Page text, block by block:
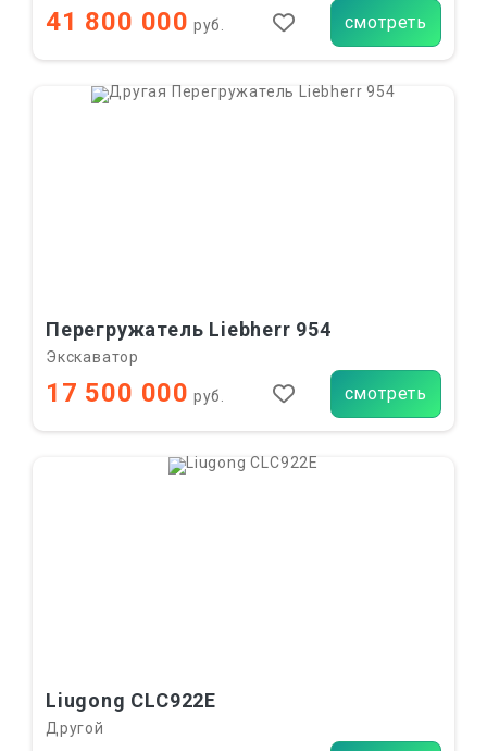
41 800 000 руб. смотреть
Перегружатель Liebherr 954
Экскаватор
17 500 000 руб. смотреть
Liugong CLC922E
Другой